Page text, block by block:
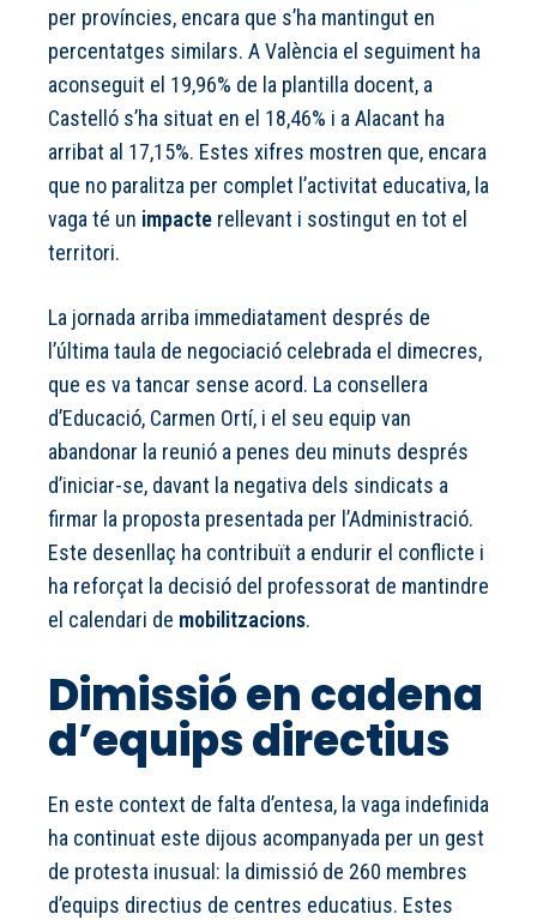
per províncies, encara que s’ha mantingut en
percentatges similars. A València el seguiment ha
aconseguit el 19,96% de la plantilla docent, a
Castelló s’ha situat en el 18,46% i a Alacant ha
arribat al 17,15%. Estes xifres mostren que, encara
que no paralitza per complet l’activitat educativa, la
vaga té un impacte rellevant i sostingut en tot el
territori.
La jornada arriba immediatament després de
l’última taula de negociació celebrada el dimecres,
que es va tancar sense acord. La consellera
d’Educació, Carmen Ortí, i el seu equip van
abandonar la reunió a penes deu minuts després
d’iniciar-se, davant la negativa dels sindicats a
firmar la proposta presentada per l’Administració.
Este desenllaç ha contribuït a endurir el conflicte i
ha reforçat la decisió del professorat de mantindre
el calendari de mobilitzacions.
Dimissió en cadena
d’equips directius
En este context de falta d’entesa, la vaga indefinida
ha continuat este dijous acompanyada per un gest
de protesta inusual: la dimissió de 260 membres
d’equips directius de centres educatius. Estes